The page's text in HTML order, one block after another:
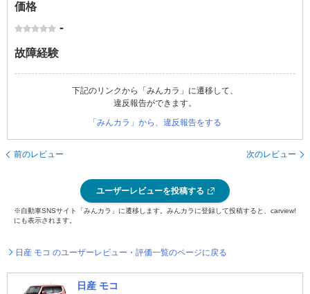
価格
-
故障経験
下記のリンクから「みんカラ」に遷移して、
違反報告ができます。
「みんカラ」から、違反報告をする
前のレビュー 次のレビュー
ユーザーレビューを投稿する
※自動車SNSサイト「みんカラ」に遷移します。みんカラに登録して投稿すると、carview!
にも表示されます。
日産 モコ のユーザーレビュー・評価一覧のページに戻る
日産 モコ